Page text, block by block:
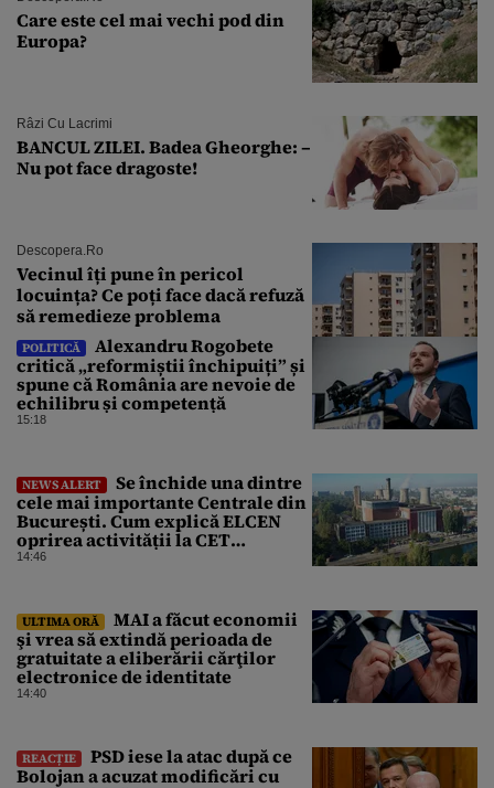
Care este cel mai vechi pod din
Europa?
Râzi Cu Lacrimi
BANCUL ZILEI. Badea Gheorghe: –
Nu pot face dragoste!
Descopera.ro
Vecinul îți pune în pericol
locuința? Ce poți face dacă refuză
să remedieze problema
POLITICĂ
Alexandru Rogobete
critică „reformiștii închipuiți” și
spune că România are nevoie de
echilibru și competență
15:18
NEWS ALERT
Se închide una dintre
cele mai importante Centrale din
București. Cum explică ELCEN
oprirea activității la CET
Grozăvești
14:46
ULTIMA ORĂ
MAI a făcut economii
şi vrea să extindă perioada de
gratuitate a eliberării cărţilor
electronice de identitate
14:40
REACȚIE
PSD iese la atac după ce
Bolojan a acuzat modificări cu